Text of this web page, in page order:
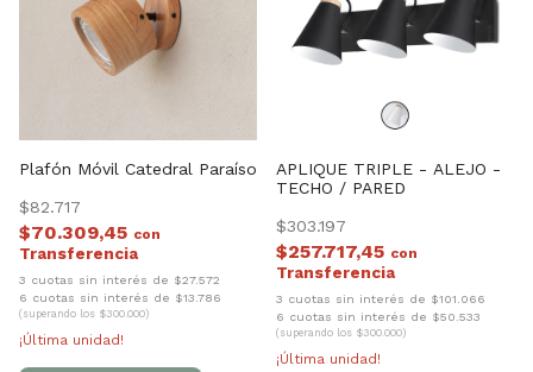
Plafón Móvil Catedral Paraíso
$82.717
$70.309,45 con
3 cuotas sin interés de $27.572
6 cuotas sin interés de $13.786
(superando los $300.000)
¡Última unidad!
APLIQUE TRIPLE - ALEJO -
TECHO / PARED
$303.197
$257.717,45 con
3 cuotas sin interés de $101.066
6 cuotas sin interés de $50.533
(superando los $300.000)
¡Última unidad!